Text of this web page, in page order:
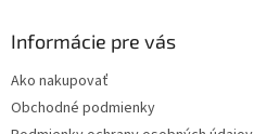
Informácie pre vás
Ako nakupovať
Obchodné podmienky